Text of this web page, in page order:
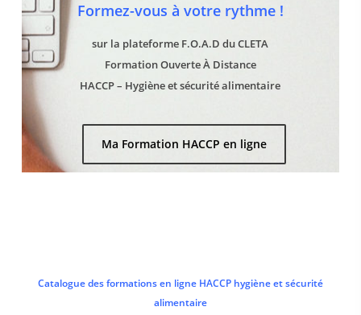
Formez-vous à votre rythme !
sur la plateforme F.O.A.D du CLETA
Formation Ouverte À Distance
HACCP – Hygiène et sécurité alimentaire
Ma Formation HACCP en ligne
Catalogue des formations en ligne HACCP hygiène et sécurité
alimentaire